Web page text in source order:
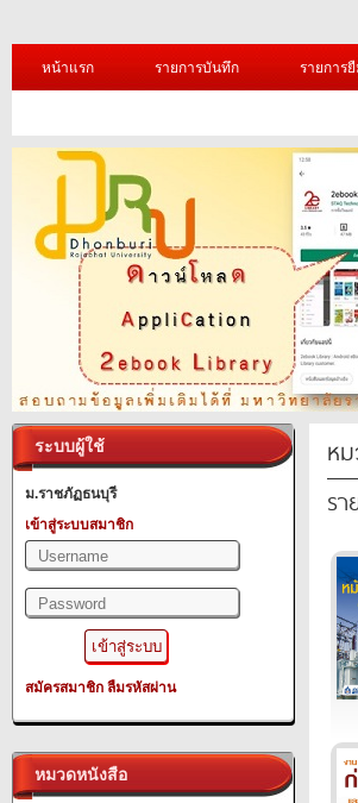
หน้าแรก รายการบันทึก รายการ
ระบบผู้ใช้
ม.ราชภัฏธนบุรี
เข้าสู่ระบบสมาชิก
สมัครสมาชิก ลืมรหัสผ่าน
หมวดหนังสือ
ห
ร